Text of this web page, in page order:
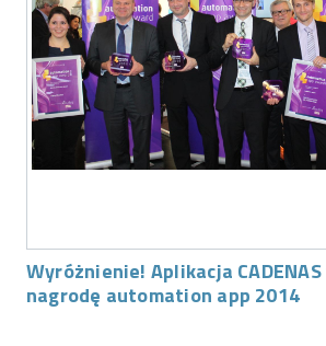
Wyróżnienie! Aplikacja
nagrodę automation app 2014